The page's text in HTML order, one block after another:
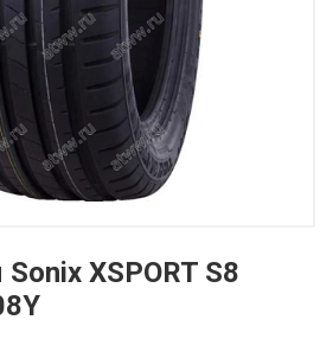
XSPORT S8